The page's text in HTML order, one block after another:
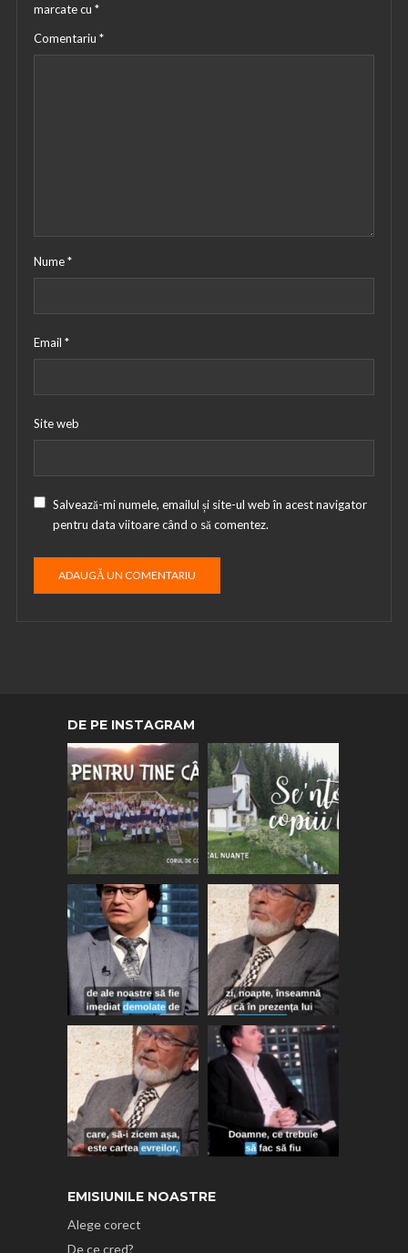
marcate cu *
Comentariu *
Nume*
Email *
Site web
Salvează-mi numele, emailul și site-ul web în acest navigator
pentru data viitoare când o să comentez.
DE PE INSTAGRAM
EMISIUNILE NOASTRE
Alege corect
De ce cred?